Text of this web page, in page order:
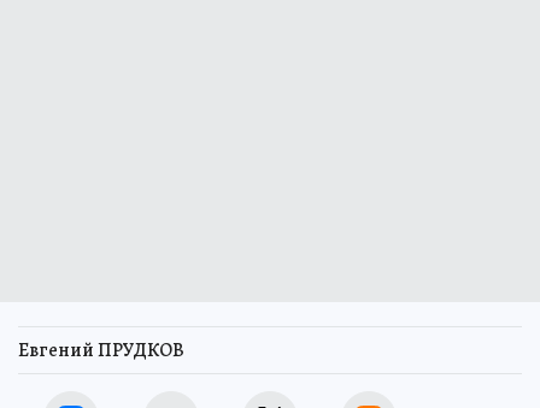
Евгений ПРУДКОВ